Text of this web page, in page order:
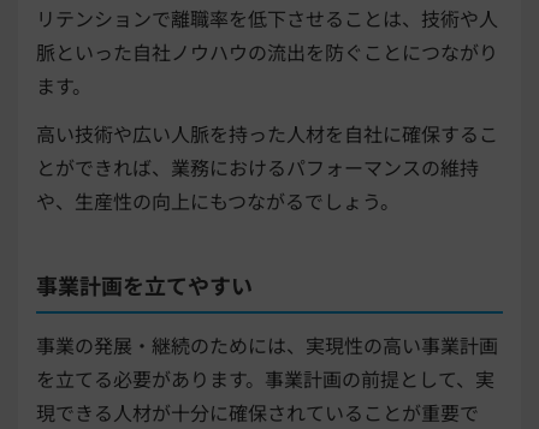
リテンションで離職率を低下させることは、技術や人
脈といった自社ノウハウの流出を防ぐことにつながり
ます。
高い技術や広い人脈を持った人材を自社に確保するこ
とができれば、業務におけるパフォーマンスの維持
や、生産性の向上にもつながるでしょう。
事業計画を立てやすい
事業の発展・継続のためには、実現性の高い事業計画
を立てる必要があります。事業計画の前提として、実
現できる人材が十分に確保されていることが重要で